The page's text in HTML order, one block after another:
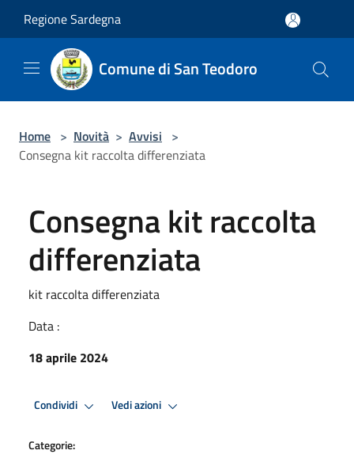
Regione Sardegna
Comune di San Teodoro
Home > Novità > Avvisi >
Consegna kit raccolta differenziata
Consegna kit raccolta
differenziata
kit raccolta differenziata
Data :
18 aprile 2024
Condividi Vedi azioni
Categorie: